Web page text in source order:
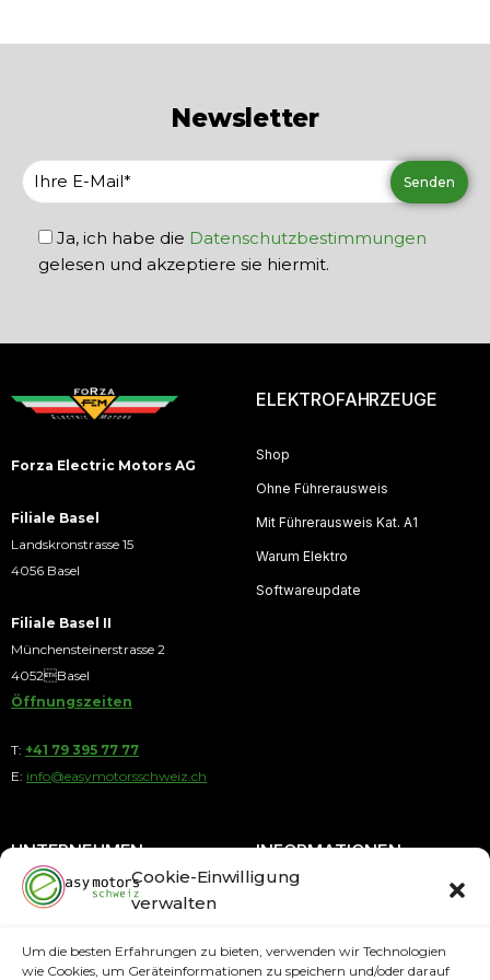
Cookie-Einwilligung
verwalten
Um die besten Erfahrungen zu bieten, verwenden wir Technologien
wie Cookies, um Geräteinformationen zu speichern und/oder darauf
Newsletter
Ja, ich habe die Datenschutzbestimmungen
gelesen und akzeptiere sie hiermit.
Forza Electric Motors AG
Filiale Basel
Landskronstrasse 15
4056 Basel
Filiale Basel II
Münchensteinerstrasse 2
4052Basel
Öffnungszeiten
T: +41 79 395 77 77
E: info@easymotorsschweiz.ch
ELEKTROFAHRZEUGE
Shop
Ohne Führerausweis
Mit Führerausweis Kat. A1
Warum Elektro
Softwareupdate
UNTERNEHMEN
Über uns
AGB
INFORMATIONEN
Service